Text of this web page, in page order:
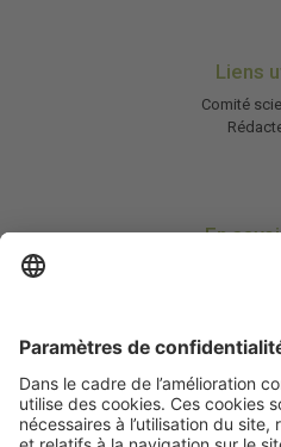
Liens
Comité
En
Abonnez-vous à